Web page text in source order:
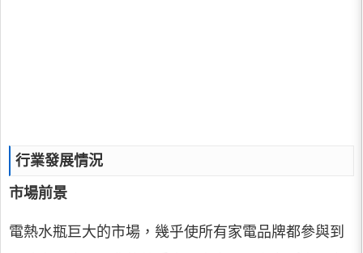
行業發展情況
市場前景
電熱水瓶巨大的市場，幾乎使所有家電品牌都參與到